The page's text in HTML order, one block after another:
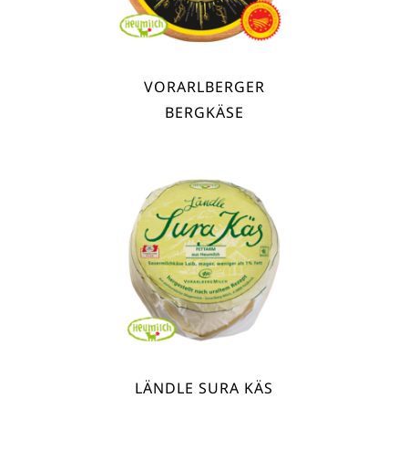
VORARLBERGER
BERGKÄSE
LÄNDLE SURA KÄS